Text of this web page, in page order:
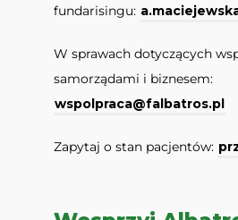
fundarisingu:
W sprawach dotyczących
samorządami i biznesem:
wspolpraca@falbatros.pl
Zapytaj o stan pacjentów: